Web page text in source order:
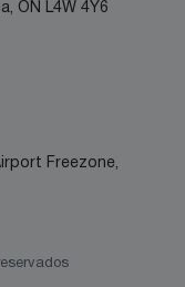
ON L4W 4Y6
Freezone,